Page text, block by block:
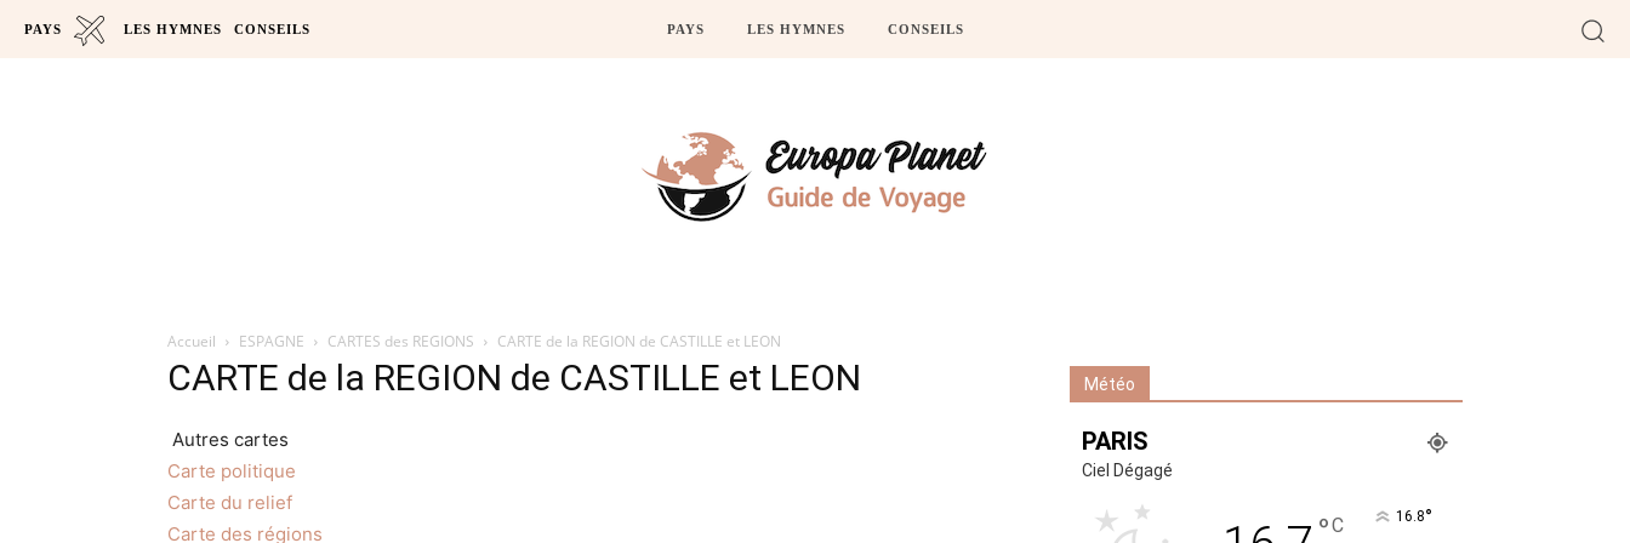
PAYS LES HYMNES CONSEILS PAYS LES HYMNES CONSEILS
Accueil ESPAGNE CARTES des REGIONS CARTE de la REGION de CASTILLE et LEON
CARTE de la REGION de CASTILLE et LEON
Autres cartes
Carte politique
Carte du relief
Carte des régions
Météo
PARIS
Ciel Dégagé
°C 16.8°